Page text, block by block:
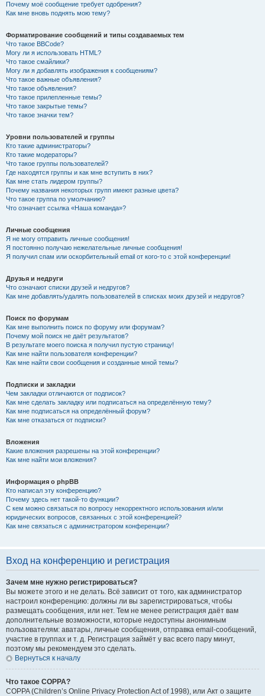
Почему моё сообщение требует одобрения?
Как мне вновь поднять мою тему?
Форматирование сообщений и типы создаваемых тем
Что такое BBCode?
Могу ли я использовать HTML?
Что такое смайлики?
Могу ли я добавлять изображения к сообщениям?
Что такое важные объявления?
Что такое объявления?
Что такое прилепленные темы?
Что такое закрытые темы?
Что такое значки тем?
Уровни пользователей и группы
Кто такие администраторы?
Кто такие модераторы?
Что такое группы пользователей?
Где находятся группы и как мне вступить в них?
Как мне стать лидером группы?
Почему названия некоторых групп имеют разные цвета?
Что такое группа по умолчанию?
Что означает ссылка «Наша команда»?
Личные сообщения
Я не могу отправить личные сообщения!
Я постоянно получаю нежелательные личные сообщения!
Я получил спам или оскорбительный email от кого-то с этой конференции!
Друзья и недруги
Что означают списки друзей и недругов?
Как мне добавлять/удалять пользователей в списках моих друзей и недругов?
Поиск по форумам
Как мне выполнить поиск по форуму или форумам?
Почему мой поиск не даёт результатов?
В результате моего поиска я получил пустую страницу!
Как мне найти пользователя конференции?
Как мне найти свои сообщения и созданные мной темы?
Подписки и закладки
Чем закладки отличаются от подписок?
Как мне сделать закладку или подписаться на определённую тему?
Как мне подписаться на определённый форум?
Как мне отказаться от подписки?
Вложения
Какие вложения разрешены на этой конференции?
Как мне найти мои вложения?
Информация о phpBB
Кто написал эту конференцию?
Почему здесь нет такой-то функции?
С кем можно связаться по вопросу некорректного использования и/или
юридических вопросов, связанных с этой конференцией?
Как мне связаться с администратором конференции?
Вход на конференцию и регистрация
Зачем мне нужно регистрироваться?
Вы можете этого и не делать. Всё зависит от того, как администратор
настроил конференцию: должны ли вы зарегистрироваться, чтобы
размещать сообщения, или нет. Тем не менее регистрация даёт вам
дополнительные возможности, которые недоступны анонимным
пользователям: аватары, личные сообщения, отправка email-сообщений,
участие в группах и т. д. Регистрация займёт у вас всего пару минут,
поэтому мы рекомендуем это сделать.
Вернуться к началу
Что такое COPPA?
COPPA (Children’s Online Privacy Protection Act of 1998), или Акт о защите